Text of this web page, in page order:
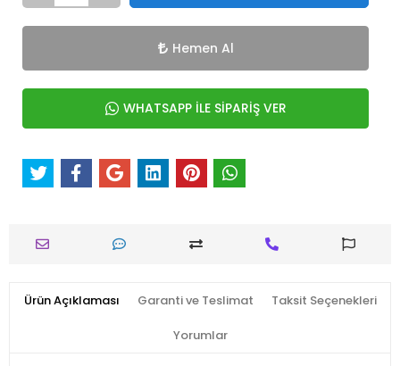
Hemen Al
WHATSAPP İLE SİPARİŞ VER
Ürün Açıklaması Garanti ve Teslimat Taksit Seçenekleri
Yorumlar